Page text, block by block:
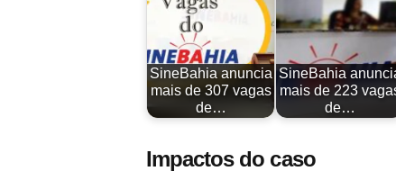
SineBahia anuncia
mais de 307 vagas
de…
SineBahia
mais de 223
de…
Impactos do caso